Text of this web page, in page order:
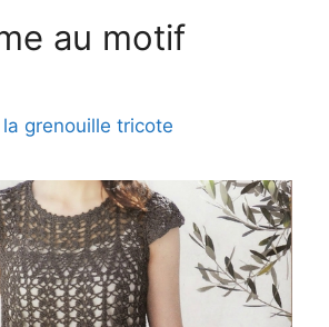
au motif
la grenouille tricote